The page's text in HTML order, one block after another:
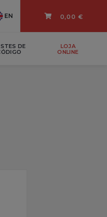
EN 0,00 €
DE
LOJA
ONLINE